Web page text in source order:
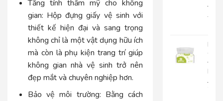
Tăng tính thẩm mỹ cho không
gian: Hộp đựng giấy vệ sinh với
thiết kế hiện đại và sang trọng
không chỉ là một vật dụng hữu ích
mà còn là phụ kiện trang trí giúp
không gian nhà vệ sinh trở nên
đẹp mắt và chuyên nghiệp hơn.
Bảo vệ môi trường: Bằng cách
JPS400
Khăn
Giấy
Đa
20-